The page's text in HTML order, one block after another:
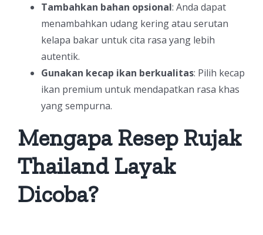
Tambahkan bahan opsional: Anda dapat
menambahkan udang kering atau serutan
kelapa bakar untuk cita rasa yang lebih
autentik.
Gunakan kecap ikan berkualitas: Pilih kecap
ikan premium untuk mendapatkan rasa khas
yang sempurna.
Mengapa Resep Rujak
Thailand Layak
Dicoba?